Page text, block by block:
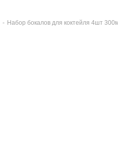
- Набор бокалов для коктейля 4шт